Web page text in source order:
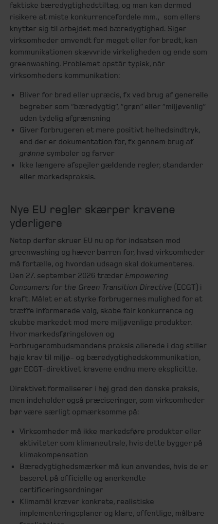
faktiske bæredygtighedstiltag, og man kan dermed
risikere at miste konkurrencefordele mm., som ellers
knytter sig til arbejdet med bæredygtighed. Siger
virksomheder omvendt for meget eller for bredt, kan
kommunikationen skævvride virkeligheden og ende som
greenwashing. Problemet opstår typisk, når
virksomheders kommunikation:
Bliver for bred eller upræcis, fx ved brug af generelle
begreber som ”bæredygtig”, ”grøn” eller ”miljøvenlig”
uden tydelig afgrænsning
Giver forbrugeren et mere positivt helhedsindtryk,
end der er dokumentation for, fx gennem brug af
grønne symboler og farver
Ikke længere afspejler gældende regler, standarder
eller markedspraksis.
Nye EU regler skærper kravene
yderligere
Netop derfor skruer EU nu op for indsatsen mod
greenwashing og hæver barren for, hvad virksomheder
må fortælle, og hvordan udsagn skal dokumenteres.
Den 27. september 2026 træder Empowering
Consumers for the Green Transition Directive (ECGT) i
kraft. Målet er at styrke forbrugernes mulighed for at
træffe informerede valg, skabe fair konkurrence og
skubbe markedet mod mere miljøvenlige produkter.
Hvor markedsføringsloven og
Forbrugerombudsmandens praksis allerede i dag stiller
høje krav til miljø- og bæredygtighedskommunikation,
gør ECGT-direktivet kravene endnu mere eksplicitte.
Direktivet formaliserer i høj grad den danske praksis,
men indeholder også præciseringer, som virksomheder
bør være særligt opmærksomme på:
Virksomheder må ikke markedsføre produkter eller
aktiviteter som klimaneutrale, hvis dette bygger på
klimakompensation
Bæredygtighedsmærker må kun anvendes, hvis de er
baseret på officielle og anerkendte
certificeringsordninger
Klimamål kræver konkrete, realistiske
implementeringsplaner og klare, offentlige, målbare